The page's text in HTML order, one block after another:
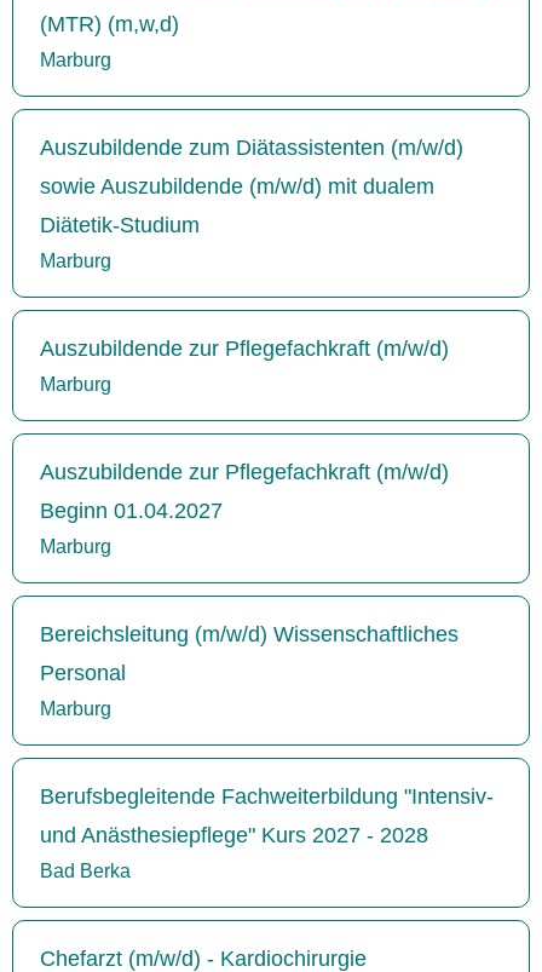
(MTR) (m,w,d)
Marburg
Auszubildende zum Diätassistenten (m/w/d)
sowie Auszubildende (m/w/d) mit dualem
Diätetik-Studium
Marburg
Auszubildende zur Pflegefachkraft (m/w/d)
Marburg
Auszubildende zur Pflegefachkraft (m/w/d)
Beginn 01.04.2027
Marburg
Bereichsleitung (m/w/d) Wissenschaftliches
Personal
Marburg
Berufsbegleitende Fachweiterbildung "Intensiv-
und Anästhesiepflege" Kurs 2027 - 2028
Bad Berka
Chefarzt (m/w/d) - Kardiochirurgie